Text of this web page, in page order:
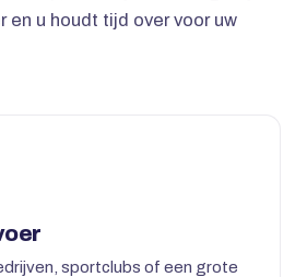
en u houdt tijd over voor uw
sportclubs of een grote